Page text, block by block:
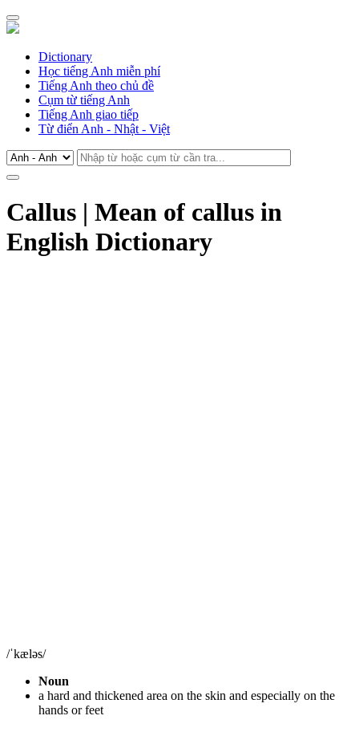
Dictionary
Học tiếng Anh miễn phí
Tiếng Anh theo chủ đề
Cụm từ tiếng Anh
Tiếng Anh giao tiếp
Từ điển Anh - Nhật - Việt
Callus | Mean of callus in
English Dictionary
/ˈkæləs/
Noun
a hard and thickened area on the skin and especially on the
hands or feet